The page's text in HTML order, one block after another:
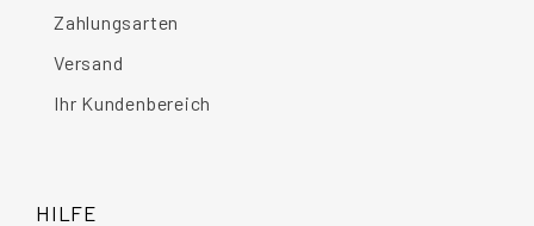
Zahlungsarten
Versand
Ihr Kundenbereich
HILFE